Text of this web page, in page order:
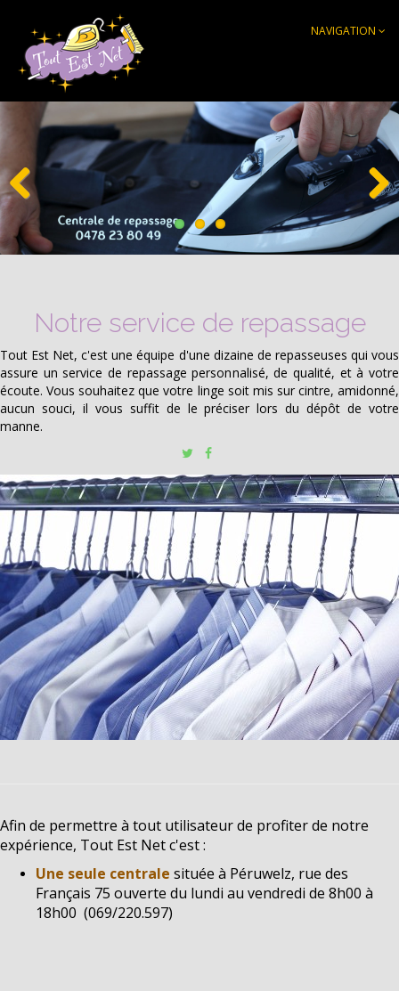
NAVIGATION
Previ Next
Notre service de repassage
Tout Est Net, c'est une équipe d'une dizaine de repasseuses qui vous
assure un service de repassage personnalisé, de qualité, et à votre
écoute. Vous souhaitez que votre linge soit mis sur cintre, amidonné,
aucun souci, il vous suffit de le préciser lors du dépôt de votre
manne.
Afin de permettre à tout utilisateur de profiter de notre
expérience, Tout Est Net c'est :
Une seule centrale située à Péruwelz, rue des
Français 75 ouverte du lundi au vendredi de 8h00 à
18h00 (069/220.597)